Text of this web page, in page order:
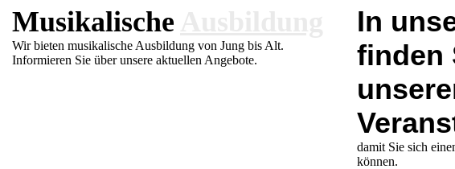
Musikalische
Wir bieten musikalische Ausbildung von Jung bis Alt.
Informieren Sie über unsere aktuellen Angebote.
In
finden
damit Sie sich
können.